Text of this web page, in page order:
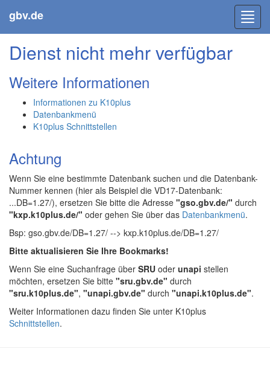
gbv.de
Dienst nicht mehr verfügbar
Weitere Informationen
Informationen zu K10plus
Datenbankmenü
K10plus Schnittstellen
Achtung
Wenn Sie eine bestimmte Datenbank suchen und die Datenbank-
Nummer kennen (hier als Beispiel die VD17-Datenbank:
...DB=1.27/), ersetzen Sie bitte die Adresse "gso.gbv.de/" durch
"kxp.k10plus.de/" oder gehen Sie über das Datenbankmenü.
Bsp: gso.gbv.de/DB=1.27/ --> kxp.k10plus.de/DB=1.27/
Bitte aktualisieren Sie Ihre Bookmarks!
Wenn Sie eine Suchanfrage über SRU oder unapi stellen
möchten, ersetzen Sie bitte "sru.gbv.de" durch
"sru.k10plus.de", "unapi.gbv.de" durch "unapi.k10plus.de".
Weiter Informationen dazu finden Sie unter K10plus
Schnittstellen.